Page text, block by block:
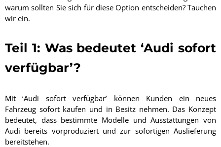
warum sollten Sie sich für diese Option entscheiden? Tauchen
wir ein.
Teil 1: Was bedeutet ‘Audi sofort
verfügbar’?
Mit ‘Audi sofort verfügbar’ können Kunden ein neues
Fahrzeug sofort kaufen und in Besitz nehmen. Das Konzept
bedeutet, dass bestimmte Modelle und Ausstattungen von
Audi bereits vorproduziert und zur sofortigen Auslieferung
bereitstehen.